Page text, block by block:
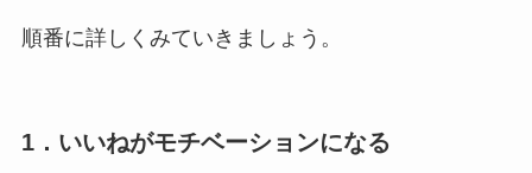
順番に詳しくみていきましょう。
1．いいねがモチベーションになる